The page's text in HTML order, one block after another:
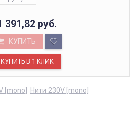
391,82 руб.
КУПИТЬ
[mono] Нити 230V [mono]